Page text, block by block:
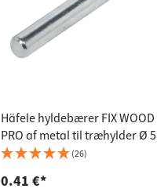
Häfele hyldebærer FIX WOOD
PRO af metal til træhylder Ø 5
mm længde 45 mm
(26)
0.41 €*